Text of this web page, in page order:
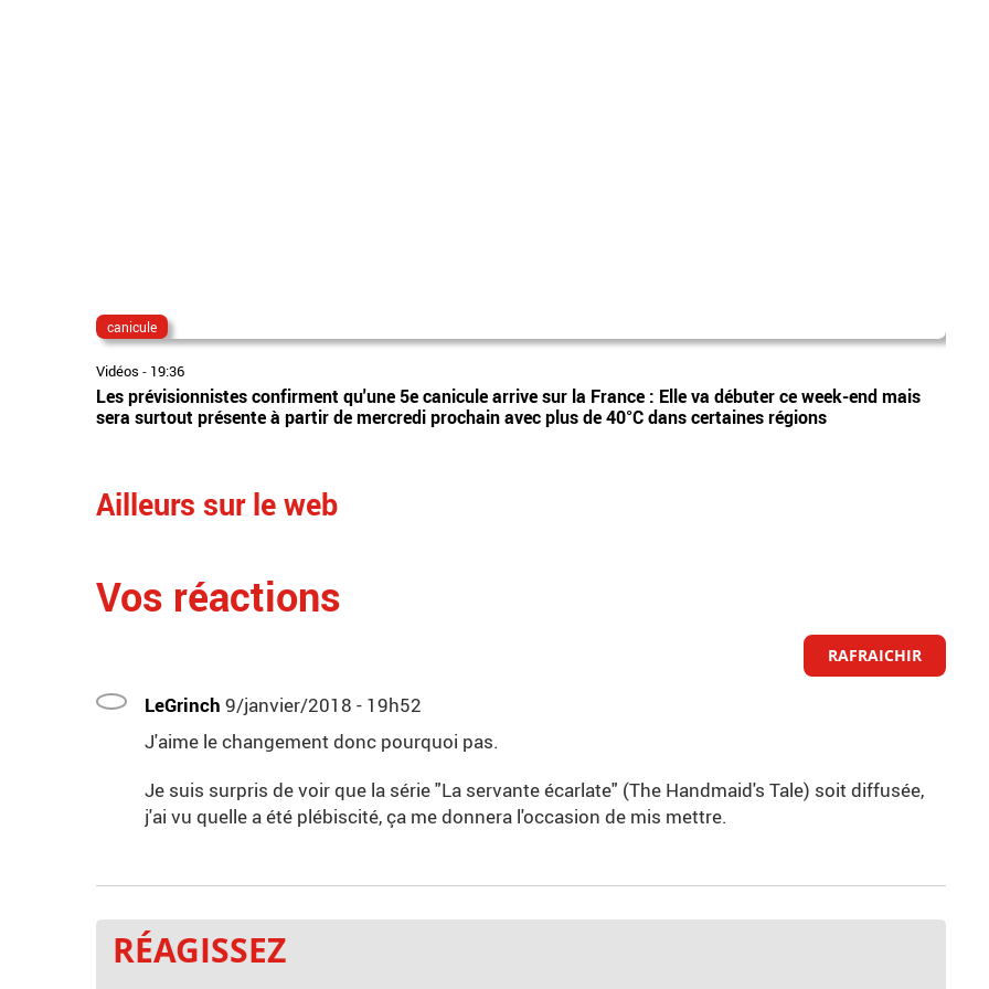
canicule
Vidéos - 19:36
Les prévisionnistes confirment qu'une 5e canicule arrive sur la France : Elle va débuter ce week-end mais
sera surtout présente à partir de mercredi prochain avec plus de 40°C dans certaines régions
Ailleurs sur le web
Vos réactions
RAFRAICHIR
LeGrinch 9/janvier/2018 - 19h52
J'aime le changement donc pourquoi pas.
Je suis surpris de voir que la série "La servante écarlate" (The Handmaid's Tale) soit diffusée,
j'ai vu quelle a été plébiscité, ça me donnera l'occasion de mis mettre.
RÉAGISSEZ